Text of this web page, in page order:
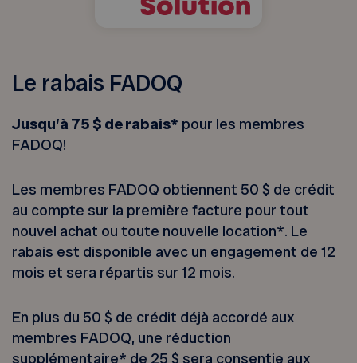
Le rabais FADOQ
Jusqu’à 75 $ de rabais* pour les membres
FADOQ!
Les membres FADOQ obtiennent 50 $ de crédit
au compte sur la première facture pour tout
nouvel achat ou toute nouvelle location*. Le
rabais est disponible avec un engagement de 12
mois et sera répartis sur 12 mois.
En plus du 50 $ de crédit déjà accordé aux
membres FADOQ, une réduction
supplémentaire* de 25 $ sera consentie aux